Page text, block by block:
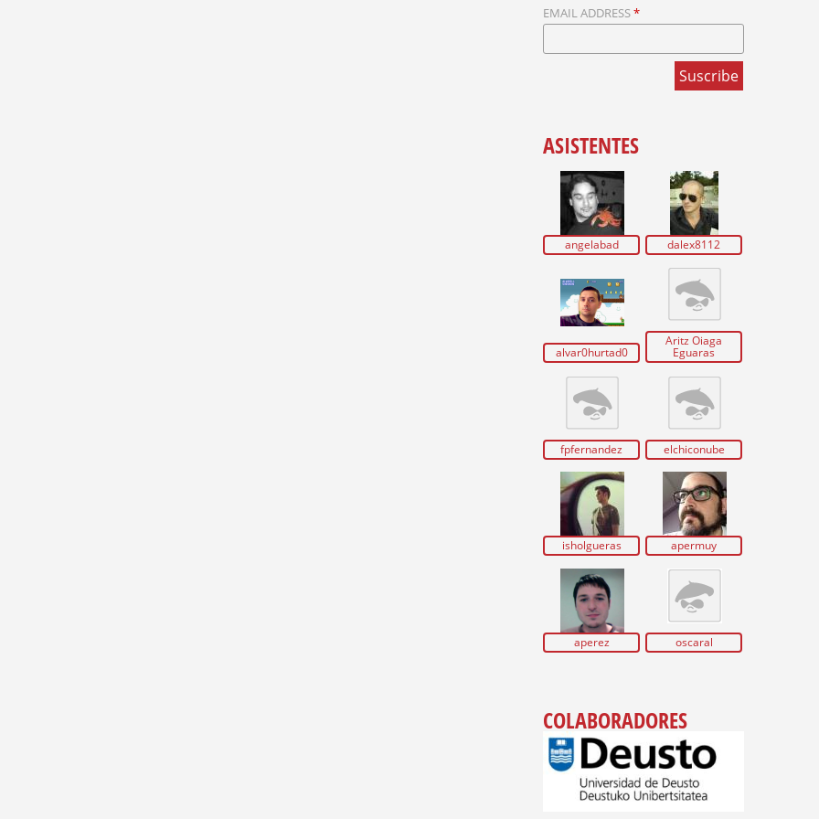
U
E
D
EMAIL ADDRESS*
ASISTENTES
angelabad dalex8112
alvar0hurtad0
Aritz Oiaga
Eguaras
fpfernandez elchiconube
isholgueras apermuy
aperez oscaral
COLABORADORES